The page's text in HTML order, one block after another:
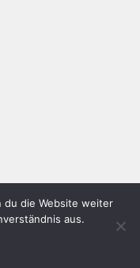
du die Website weiter
aus.